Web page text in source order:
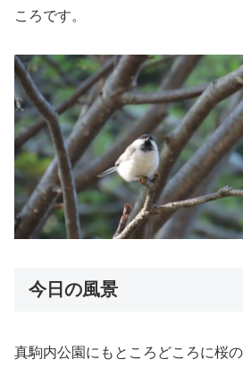
ころです。
今日の風景
真駒内公園にもところどころに桜